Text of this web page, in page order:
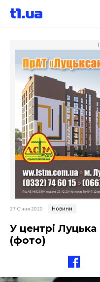
27 Січня 2020 Новини
У центрі Луцька
(фото)